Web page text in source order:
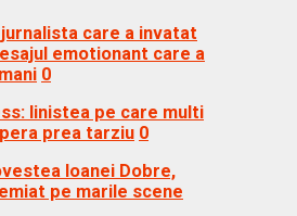
care a invatat
emotionant care a
0
linistea pe care multi
prea tarziu 0
Ioanei Dobre,
pe marile scene